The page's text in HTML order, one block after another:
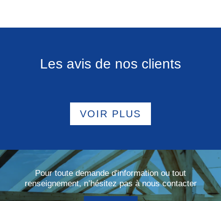
Les avis de nos clients
VOIR PLUS
Pour toute demande d'information ou tout
renseignement, n’hésitez pas à nous contacter